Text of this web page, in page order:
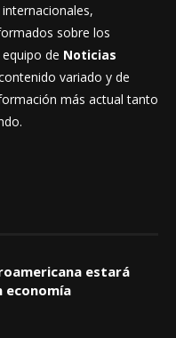
sobre los
de Noticias
variado y de
más actual tanto
estará
economía